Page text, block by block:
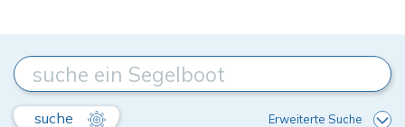
suche Erweiterte Suche